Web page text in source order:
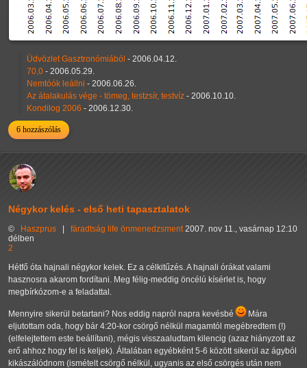
Üdvözlet Gasztronómiából - 2006.04.12.
70,0 - 2006.05.29.
Nemtóók leállni - 2006.06.26.
Az átalakulás vége - tömeg, testzsír, testvíz - 2006.10.10.
Kondilog 2006 - 2006.12.30.
6 hozzászólás
Négykor kelés - első heti tapasztalatok
© Haszprus fáradtság life önmenedzsment 2007. nov 11., vasárnap 12:10
délben
2
Hétfő óta hajnali négykor kelek. Ez a célkitűzés. A hajnali órákat valami
hasznosra akarom fordítani. Meg félig-meddig öncélú kísérlet is, hogy
megbírkózom-e a feladattal.
Mennyire sikerül betartani? Nos eddig napról napra kevésbé
Mára
eljutottam oda, hogy bár 4:20-kor csörgő nélkül magamtól megébredtem (!)
(elfelejtettem este beállítani), mégis visszaaludtam kilencig (azaz hiányzott az
erő ahhoz hogy fel is keljek). Általában egyébként 5-6 között sikerül az ágyból
kikászálódnom (ismételt csörgő nélkül, ugyanis az első csörgés után nem